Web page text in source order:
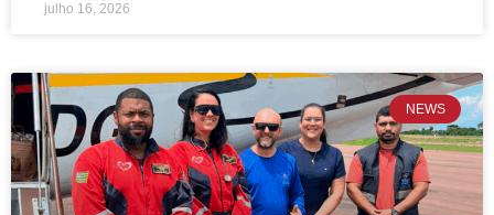
julho 16, 2026
NEWS